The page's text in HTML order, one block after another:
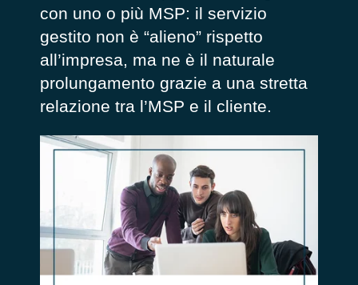
con uno o più MSP: il servizio
gestito non è “alieno” rispetto
all’impresa, ma ne è il naturale
prolungamento grazie a una stretta
relazione tra l’MSP e il cliente.